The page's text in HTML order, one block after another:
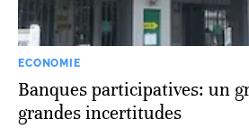
ECONOMIE
Banques participatives: un
grandes incertitudes